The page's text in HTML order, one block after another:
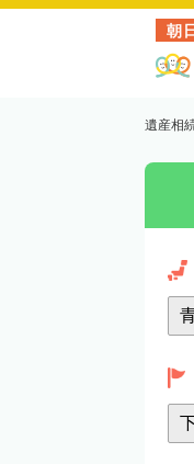
朝
遺産相